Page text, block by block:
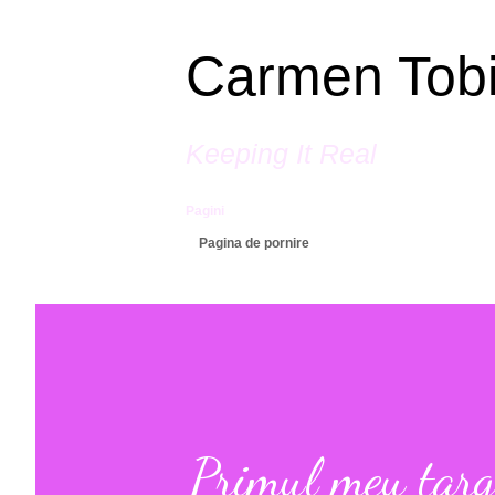
Carmen
Keeping It Real
Pagini
Pagina de pornire
Primul meu